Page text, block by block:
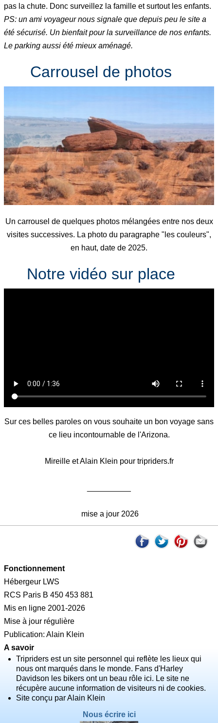
pas la chute. Donc surveillez la famille et surtout les enfants.
PS: un ami voyageur nous signale que depuis peu le site a
été sécurisé. Un bienfait pour la surveillance de nos enfants.
Le parking aussi été mieux aménagé.
Carrousel de photos
Un carrousel de quelques photos mélangées entre nos deux
visites successives. La photo du paragraphe "les couleurs",
en haut, date de 2025.
Notre vidéo sur place
Sur ces belles paroles on vous souhaite un bon voyage sans
ce lieu incontournable de l'Arizona.
Mireille et Alain Klein pour tripriders.fr
mise a jour 2026
Fonctionnement
Hébergeur LWS
RCS Paris B 450 453 881
Mis en ligne 2001-2026
Mise à jour régulière
Publication: Alain Klein
A savoir
Tripriders est un site personnel qui reflète les lieux qui
nous ont marqués dans le monde. Fans d'Harley
Davidson les bikers ont un beau rôle ici. Le site ne
récupère aucune information de visiteurs ni de cookies.
Site conçu par Alain Klein
Nous écrire ici